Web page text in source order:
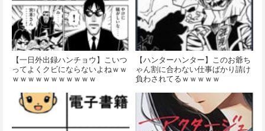
【一日外出録ハンチョウ】こいつ
ってよくクビにならないよねｗｗ
ｗｗｗｗｗｗｗｗｗｗｗ
【ハンターハンター】このお爺ち
ゃん割に合わない仕事ばかり請け
負わされてるｗｗｗｗｗ